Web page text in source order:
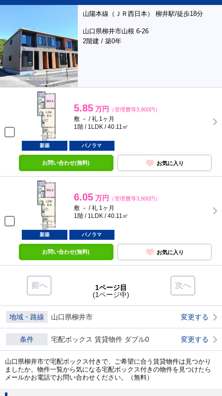
山陽本線（ＪＲ西日本） 柳井駅/徒歩18分
山口県柳井市山根 6-26
2階建 / 築0年
5.85 万円 （管理費等3,900円）
敷 － / 礼 1ヶ月
1階 / 1LDK / 40.11㎡
新築 パノラマ
お問い合わせ(無料) お気に入り
6.05 万円 （管理費等3,900円）
敷 － / 礼 1ヶ月
1階 / 1LDK / 40.11㎡
新築 パノラマ
お問い合わせ(無料) お気に入り
前へ 次へ
1ページ目
(1ページ中)
地域・路線 山口県柳井市 変更する
条件 宅配ボックス 賃貸物件 ダブル0 変更する
山口県柳井市で宅配ボックス付きで、ご希望に合う賃貸物件は見つかり
ましたか。物件一覧から気になる宅配ボックス付きの物件を見つけたら
メールかお電話でお問い合わせください。（無料）